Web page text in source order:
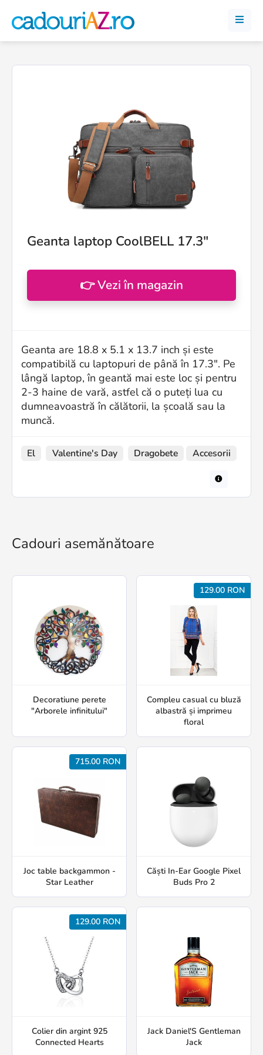
Geanta laptop CoolBELL 17.3"
👉 Vezi în magazin
Geanta are 18.8 x 5.1 x 13.7 inch și este
compatibilă cu laptopuri de până în 17.3". Pe
lângă laptop, în geantă mai este loc și pentru
2-3 haine de vară, astfel că o puteți lua cu
dumneavoastră în călătorii, la școală sau la
muncă.
El Valentine's Day Dragobete Accesorii
Cadouri asemănătoare
Decoratiune perete
"Arborele infinitului"
129.00 RON
Compleu casual cu bluză
albastră și imprimeu
floral
715.00 RON
Joc table backgammon -
Star Leather
Căști In-Ear Google Pixel
Buds Pro 2
129.00 RON
Colier din argint 925
Connected Hearts
Jack Daniel'S Gentleman
Jack